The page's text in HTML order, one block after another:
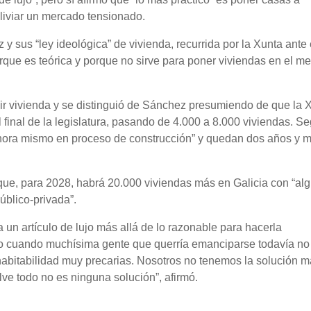
un mercado tensionado.
sus “ley ideológica” de vivienda, recurrida por la Xunta ante
es teórica y porque no sirve para poner viviendas en el
vivienda y se distinguió de Sánchez presumiendo de que la
de la legislatura, pasando de 4.000 a 8.000 viviendas.
mismo en proceso de construcción” y quedan dos años y
para 2028, habrá 20.000 viviendas más en Galicia con
privada”.
artículo de lujo más allá de lo razonable para hacerla
muchísima gente que querría emanciparse todavía no
muy precarias. Nosotros no tenemos la solución
todo no es ninguna solución”, afirmó.